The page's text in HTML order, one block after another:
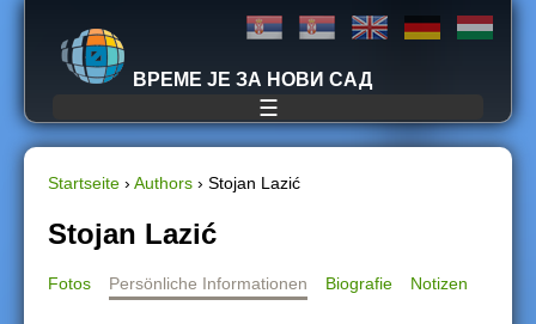
Jump to navigation
ВРЕМЕ ЈЕ ЗА НОВИ САД
☰
S
i
Startseite › Authors › Stojan Lazić
Stojan Lazić
Fotos Persönliche Informationen Biografie Notizen